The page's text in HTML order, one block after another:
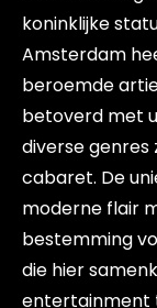
koninklijke
Amsterdam
beroemde
betoverd met
diverse genres
cabaret. De
moderne flair
bestemming
die hier
entertainment